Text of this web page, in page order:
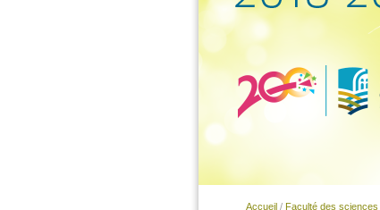
Accueil / Faculté des sciences